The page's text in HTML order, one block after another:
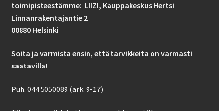
toimipisteestämme: LIIZI, Kauppakeskus Hertsi
Linnanrakentajantie 2
00880 Helsinki
Soita ja varmista ensin, että tarvikkeita on varmasti
saatavilla!
Puh. 044 5050089 (ark. 9-17)